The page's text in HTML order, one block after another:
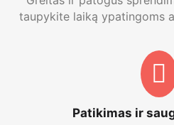
taupykite laiką ypatingoms
Patikimas ir